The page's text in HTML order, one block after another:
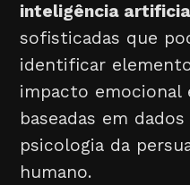
inteligência
sofisticadas que
identificar
impacto emocional
baseadas em
psicologia da
humano.